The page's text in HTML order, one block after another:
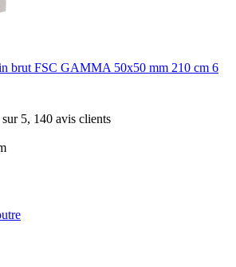
brut FSC GAMMA 50x50 mm 210 cm 6
5, 140 avis clients